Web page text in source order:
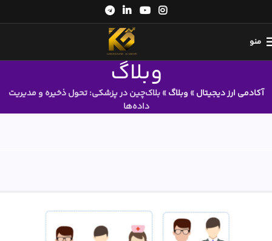
منو
وبلاگ
آکادمی ارز دیجیتال» وبلاگ»بلاک‌چین در پزشکی: تحول ذخیره و مدیریت
داده‌ها